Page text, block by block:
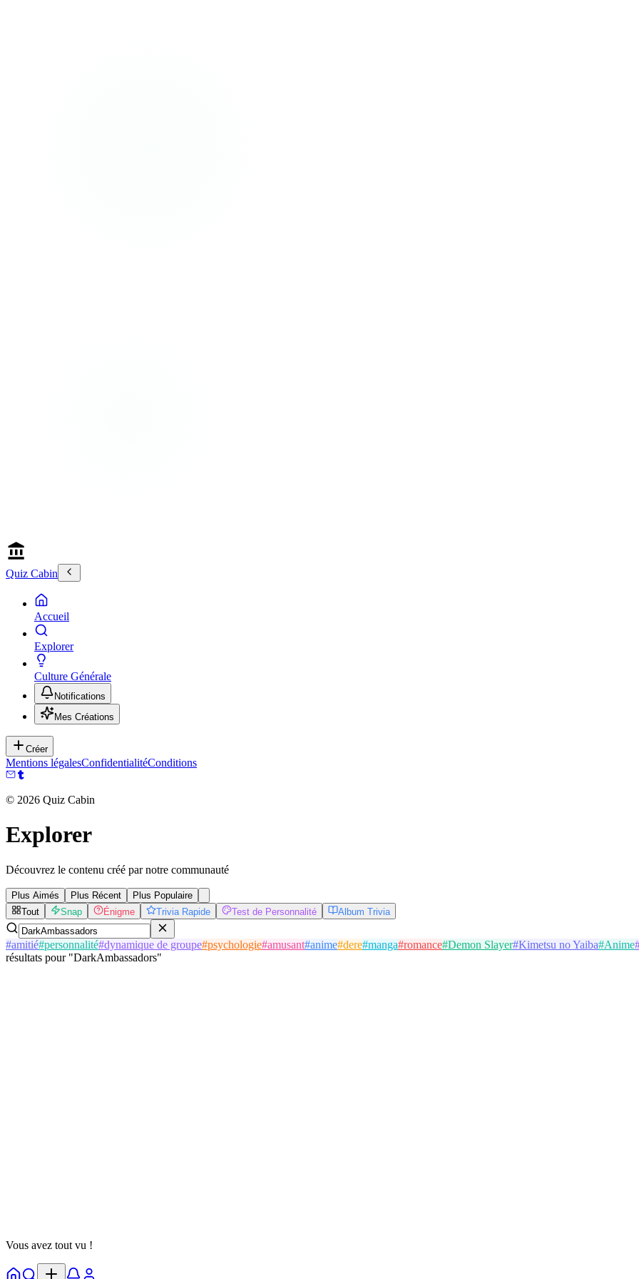
Quiz Cabin
Accueil
Explorer
Culture Générale
Notifications
Mes Créations
Créer
Mentions légalesConfidentialitéConditions
© 2026 Quiz Cabin
Explorer
Découvrez le contenu créé par notre communauté
Plus Aimés Plus Récent
Plus Populaire
Tout
Snap Énigme Trivia Rapide Test de Personnalité Album Trivia
#amitié#personnalité#dynamique de groupe#psychologie#amusant#anime#dere#manga#romance#Demon Slayer#Kimetsu no Yaiba#Anime
résultats pour"DarkAmbassadors"
Vous avez tout vu !
AccueilExplorer Notifs